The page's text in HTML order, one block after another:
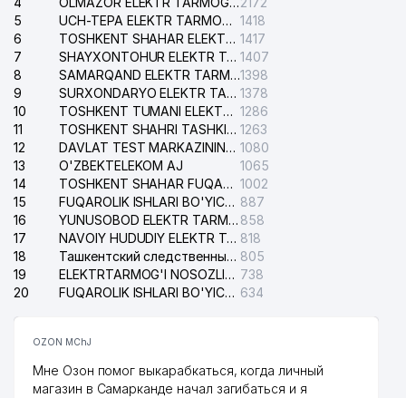
5
UCH-TEPA ELEKTR TARMOG'I NOSOZLIKLARI XIZMATI 1418
6
TOSHKENT SHAHAR ELEKTR TARMOQLARI KORXONASI AJ 1417
7
SHAYXONTOHUR ELEKTR TARMOG'I NOSOZLIKLARINI TUZATISH XIZMATI 1407
8
SAMARQAND ELEKTR TARMOQLARI AJ1398
9
SURXONDARYO ELEKTR TARMOQLARI AJ 1378
10
TOSHKENT TUMANI ELEKTR TARMOG'I AVARIYA XIZMATI 1286
11
TOSHKENT SHAHRI TASHKILOT TELEFONLARI HAQIDA MA'LUMOT BYUROSI 1263
12
DAVLAT TEST MARKAZINING ISHONCH TELEFONLARI 1080
13
O'ZBEKTELEKOM AJ
1065
14
TOSHKENT SHAHAR FUQAROLIK ISHLARI BO'YICHA SUDI 1002
15
FUQAROLIK ISHLARI BO'YICHA YAKKASAROY TUMANLARARO SUDI 887
16
YUNUSOBOD ELEKTR TARMOG'I NOSOZLIKLARI XIZMATI 858
17
NAVOIY HUDUDIY ELEKTR TARMOQLARI KORXONASI AJ 818
18
Ташкентский следственный изолятор 805
19
ELEKTRTARMOG'I NOSOZLIKLARINI TO'ZATISH SERGELI XIZMATI 738
20
FUQAROLIK ISHLARI BO'YICHA UCH-TEPA TUMANI SUDI 634
OZON MChJ
Мне Озон помог выкарабкаться, когда личный
магазин в Самарканде начал загибаться и я